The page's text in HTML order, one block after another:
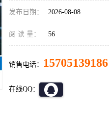
发布日期： 2026-08-08
阅 读 量： 56
销售电话： 15705139186
在线QQ：